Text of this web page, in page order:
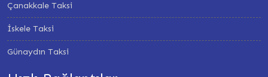
Çanakkale Taksi
İskele Taksi
Günaydın Taksi